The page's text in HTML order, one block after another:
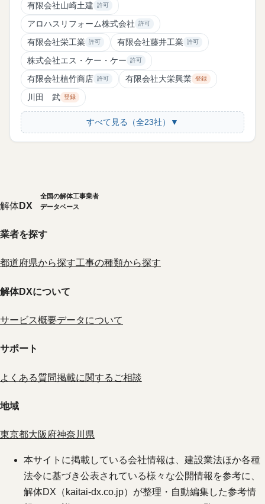
有限会社山崎土建 許可
アロハスリフォーム株式会社 許可
有限会社栄工業 許可 有限会社藤井工業 許可
株式会社エス・ケー・ケー 許可
有限会社植竹商店 許可 有限会社大栄興業 登録
川田 武 登録
すべて見る（全23社）▼
解体DX
全国の解体工事業者
データベース
業者を探す
都道府県から探す工事の種類から探す
解体DXについて
サービス概要データについて
サポート
よくある質問掲載に関するご相談
地域
東京都大阪府神奈川県
本サイトに掲載している会社情報は、建設業法ほか各種
法令に基づき公表されている様々な公開情報を参考に、
解体DX（kaitai-dx.co.jp）が整理・自動編集した参考情